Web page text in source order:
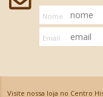
Nome
Email
Visite nossa loja no Centro